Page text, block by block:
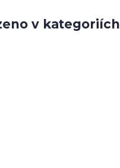
v kategoriích